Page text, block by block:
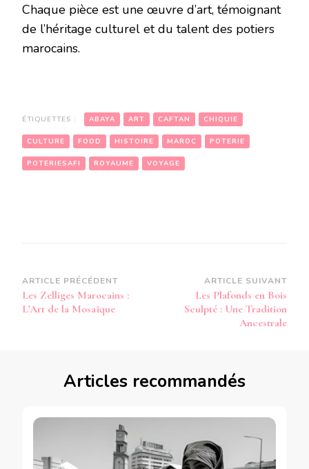
Chaque pièce est une œuvre d’art, témoignant
de l’héritage culturel et du talent des potiers
marocains.
ÉTIQUETTES : ABAYA ART CAFTAN CHIQUIE
CULTURE FOOD HISTOIRE MAROC POTERIE
POTERIESAFI ROYAUME VOYAGE
Navigation
d’article
ARTICLE PRÉCÉDENT
Les Zelliges Marocains :
L’Art de la Mosaïque
ARTICLE SUIVANT
Les Plafonds en Bois
Sculpté : Une Tradition
Ancestrale
Articles recommandés